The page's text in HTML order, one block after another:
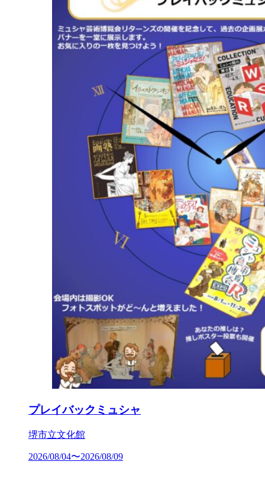
プレイバックミュシャ
堺市立文化館
2026/08/04〜2026/08/09